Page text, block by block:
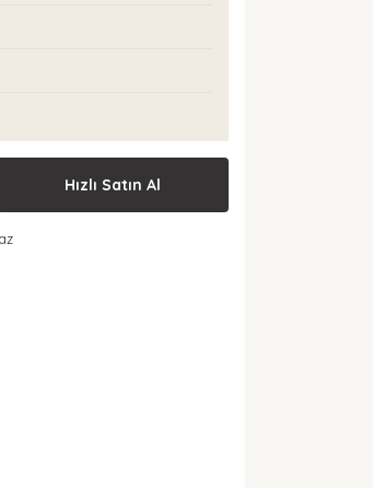
Hızlı Satın Al